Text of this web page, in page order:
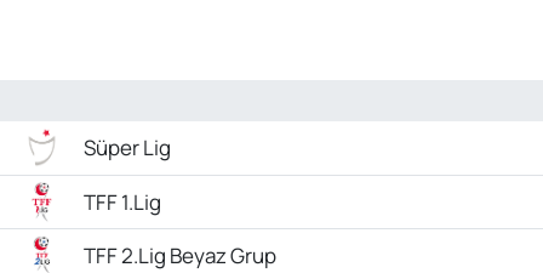
Süper Lig
TFF 1.Lig
TFF 2.Lig Beyaz Grup